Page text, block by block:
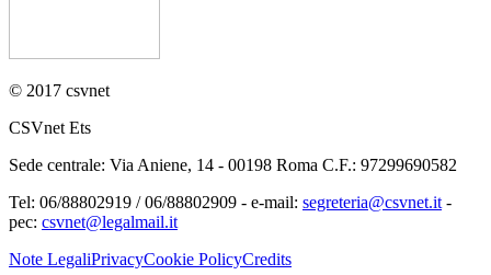
© 2017 csvnet
CSVnet Ets
Sede centrale: Via Aniene, 14 - 00198 Roma C.F.: 97299690582
Tel: 06/88802919 / 06/88802909 - e-mail: segreteria@csvnet.it -
pec: csvnet@legalmail.it
Note LegaliPrivacyCookie PolicyCredits